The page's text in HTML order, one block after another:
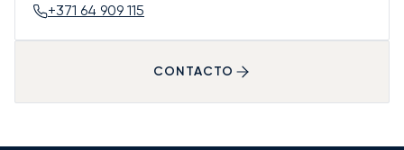
+371 64 909 115
CONTACTO